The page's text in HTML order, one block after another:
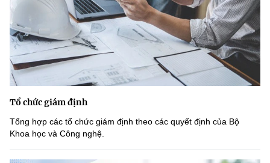
Tổ chức giám định
Tổng hợp các tổ chức giám định theo các quyết định của Bộ
Khoa học và Công nghệ.